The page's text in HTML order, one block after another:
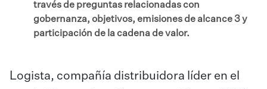
través de preguntas relacionadas con
gobernanza, objetivos, emisiones de alcance 3 y
participación de la cadena de valor.
Logista, compañía distribuidora líder en el